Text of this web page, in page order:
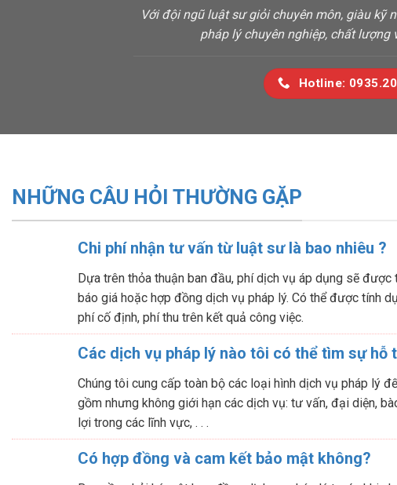
Với đội ngũ luật sư giỏi chuyên môn, giàu kỹ
pháp lý chuyên nghiệp, chất lượng
Hotline:
NHỮNG CÂU HỎI THƯỜNG GẶP
Chi phí nhận tư vấn từ luật sư là bao nhiêu ?
Dựa trên thỏa thuận ban đầu, phí dịch vụ áp dụng sẽ
báo giá hoặc hợp đồng dịch vụ pháp lý. Có thể được tính
phí cố định, phí thu trên kết quả công việc.
Các dịch vụ pháp lý nào tôi có thể tìm sự hỗ
Chúng tôi cung cấp toàn bộ các loại hình dịch vụ pháp lý
gồm nhưng không giới hạn các dịch vụ: tư vấn, đại diện,
lợi trong các lĩnh vực, . . .
Có hợp đồng và cam kết bảo mật không?